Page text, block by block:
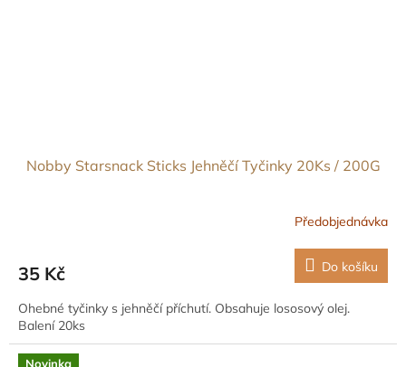
Nobby Starsnack Sticks Jehněčí Tyčinky 20Ks / 200G
Předobjednávka
35 Kč Do košíku
Ohebné tyčinky s jehněčí příchutí. Obsahuje lososový olej.
Balení 20ks
Novinka